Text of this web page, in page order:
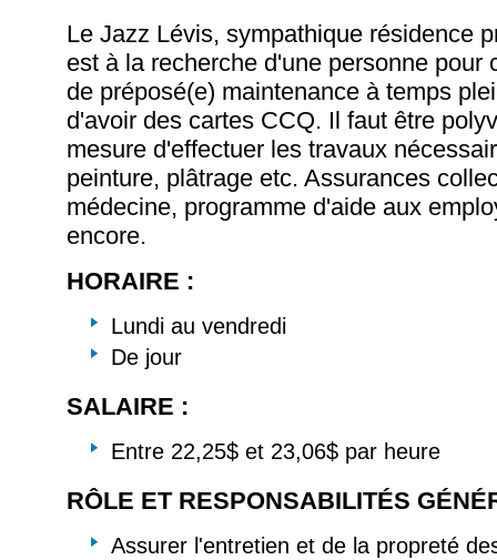
Le Jazz Lévis, sympathique résidence
est à la recherche d'une personne pour
de préposé(e) maintenance à temps
d'avoir des cartes CCQ. Il faut être
mesure d'effectuer les travaux
peinture, plâtrage etc. Assurances
médecine, programme d'aide aux
encore.
HORAIRE :
Lundi au vendredi
De jour
SALAIRE :
Entre 22,25$ et 23,06$ par heure
RÔLE ET RESPONSABILITÉS
Assurer l'entretien et de la propreté